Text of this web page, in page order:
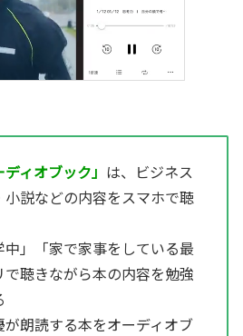
ディオブック」 は、ビジネス
説などの内容をスマホで聴
中」「家で家事をしている最
聴きながら本の内容を勉強
が朗読する本をオーディオブ